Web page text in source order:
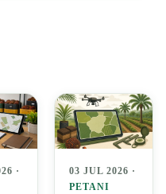
·
03 JUL 2026 ·
PETANI